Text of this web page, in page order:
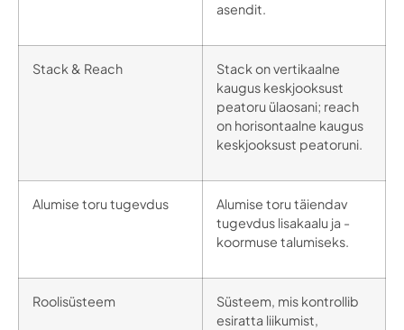
asendit.
Stack & Reach
Stack on vertikaalne
kaugus keskjooksust
peatoru ülaosani; reach
on horisontaalne kaugus
keskjooksust peatoruni.
Alumise toru tugevdus
Alumise toru täiendav
tugevdus lisakaalu ja -
koormuse talumiseks.
Roolisüsteem
Süsteem, mis kontrollib
esiratta liikumist,